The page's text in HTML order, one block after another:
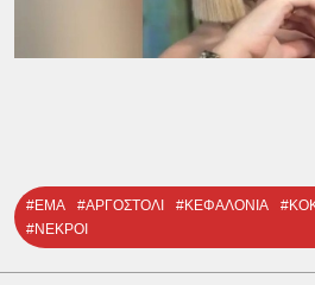
#EMA #ΑΡΓΟΣΤΟΛΙ #ΚΕΦΑΛΟΝΙΑ
#ΝΕΚΡΟΙ